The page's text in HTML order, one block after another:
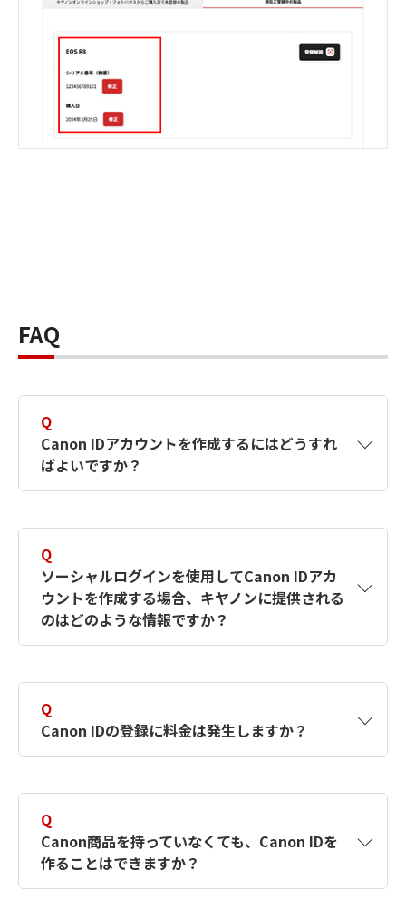
FAQ
Q
Canon IDアカウントを作成するにはどうすれ
ばよいですか？
す。詳しい作成方法は【カメラ】Canon IDとは
何ですか？Canon IDの作成方法は？をご確認く
ださい。
Q
ソーシャルログインを使用してCanon IDアカ
ウントを作成する場合、キヤノンに提供される
のはどのような情報ですか？
択したサービスから取得します。アカウントを
簡単に作成できるように、この情報を使用して
Canon IDの登録フォームを入力します。
Q
Canon IDの登録に料金は発生しますか？
Q
Canon商品を持っていなくても、Canon IDを
作ることはできますか？